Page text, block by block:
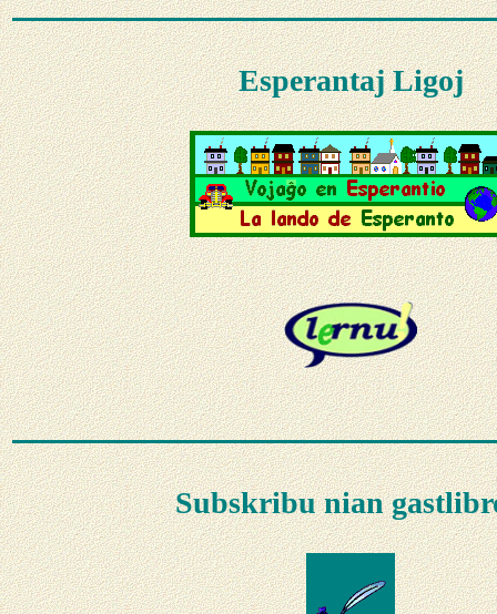
Esperantaj Ligoj
Subskribu nian